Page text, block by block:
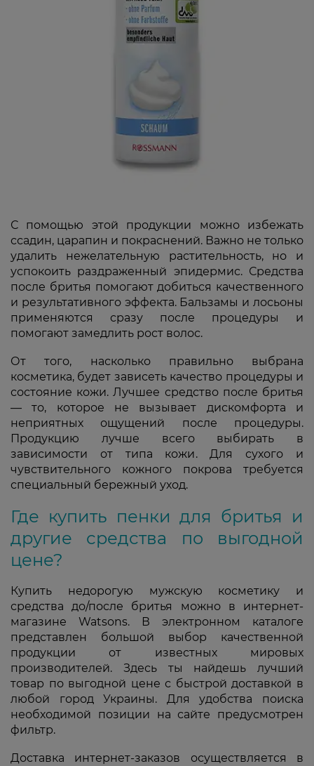
С помощью этой продукции можно избежать
ссадин, царапин и покраснений. Важно не только
удалить нежелательную растительность, но и
успокоить раздраженный эпидермис. Средства
после бритья помогают добиться качественного
и результативного эффекта. Бальзамы и лосьоны
применяются сразу после процедуры и
помогают замедлить рост волос.
От того, насколько правильно выбрана
косметика, будет зависеть качество процедуры и
состояние кожи. Лучшее средство после бритья
— то, которое не вызывает дискомфорта и
неприятных ощущений после процедуры.
Продукцию лучше всего выбирать в
зависимости от типа кожи. Для сухого и
чувствительного кожного покрова требуется
специальный бережный уход.
Где купить пенки для бритья и
другие средства по выгодной
цене?
Купить недорогую мужскую косметику и
средства до/после бритья можно в интернет-
магазине Watsons. В электронном каталоге
представлен большой выбор качественной
продукции от известных мировых
производителей. Здесь ты найдешь лучший
товар по выгодной цене с быстрой доставкой в
любой город Украины. Для удобства поиска
необходимой позиции на сайте предусмотрен
фильтр.
Доставка интернет-заказов осуществляется в